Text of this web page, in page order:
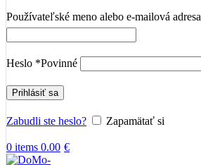
Používateľské meno alebo e-mailová adresa
Heslo *Povinné
Prihlásiť sa
Zabudli ste heslo? Zapamätať si
0 items 0.00 €